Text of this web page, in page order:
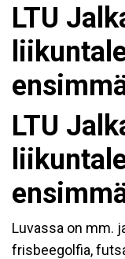
LTU
LTU
Luvassa on mm.
frisbeegolfia,